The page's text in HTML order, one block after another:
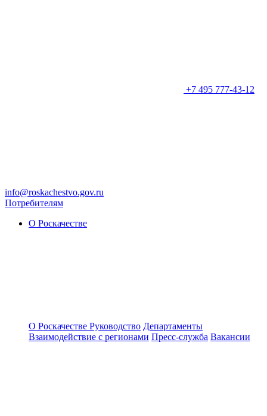
+7 495 777-43-12
info@roskachestvo.gov.ru
Потребителям
О Роскачестве
О Роскачестве Руководство Департаменты
Взаимодействие с регионами Пресс-служба Вакансии